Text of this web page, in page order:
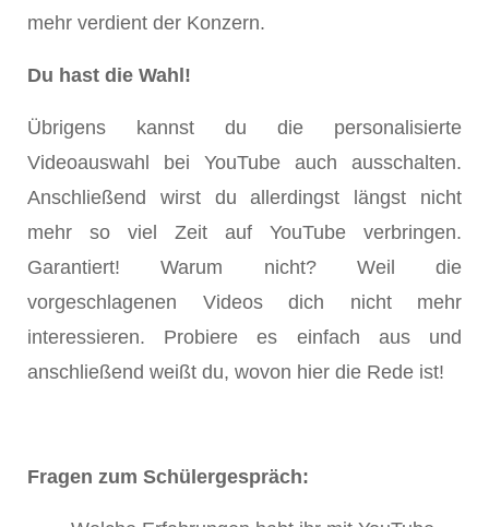
mehr verdient der Konzern.
Du hast die Wahl!
Übrigens kannst du die personalisierte
Videoauswahl bei YouTube auch ausschalten.
Anschließend wirst du allerdingst längst nicht
mehr so viel Zeit auf YouTube verbringen.
Garantiert! Warum nicht? Weil die
vorgeschlagenen Videos dich nicht mehr
interessieren. Probiere es einfach aus und
anschließend weißt du, wovon hier die Rede ist!
Fragen zum Schülergespräch: